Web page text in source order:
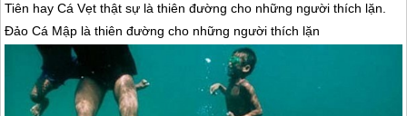
Tiên hay Cá Vẹt thật sự là thiên đường cho những người thích lặn.
Đảo Cá Mập là thiên đường cho những người thích lặn